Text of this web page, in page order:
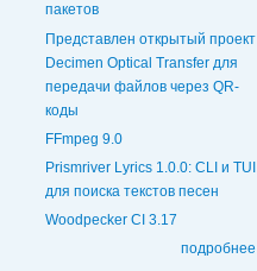
пакетов
Представлен открытый проект
Decimen Optical Transfer для
передачи файлов через QR-
коды
FFmpeg 9.0
Prismriver Lyrics 1.0.0: CLI и TUI
для поиска текстов песен
Woodpecker CI 3.17
подробнее